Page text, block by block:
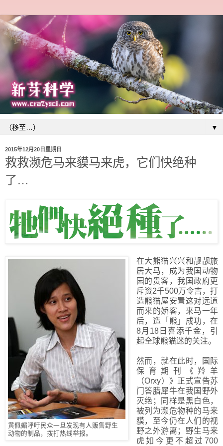
▼
2015年12月20日星期日
救救濒危马来貘马来虎，它们快绝种
了…
黄佩媚呼吁民众一旦发现有人贩售野生
动物的制品，拨打热线举报。
在大熊猫兴兴和靓靓旅
居大马，成为我国动物
园的贵客，我国政府更
斥资2千500万令吉，打
造熊猫屋安置这对远道
而来的娇客，来马一年
后，造「熊」成功，在
8月18日喜添千金，引
起全球熊猫迷的关注。
然而，就在此时，国际
保育期刊《羚羊
（Orxy）》正式宣告苏
门答腊犀牛在我国野外
灭绝；同样是黑白色，
被列为濒危物种的马来
貘，至今仍在人们的视
野之外游离；野生马来
虎如今更不超过700